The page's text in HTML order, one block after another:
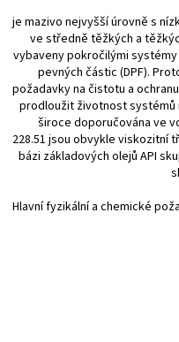
je mazivo nejvyšší úrovně s
ve středně těžkých a
vybaveny pokročilými
pevných částic (DPF).
požadavky na čistotu a
prodloužit životnost systémů
široce doporučována ve
228.51 jsou obvykle viskozitní
bázi základových olejů API
Hlavní fyzikální a chemické